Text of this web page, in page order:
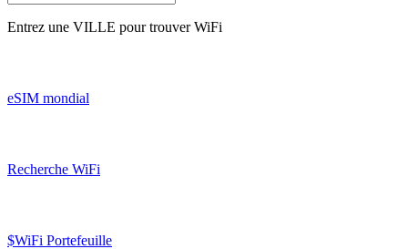
Entrez une VILLE pour trouver WiFi
eSIM mondial
Recherche WiFi
$WiFi Portefeuille